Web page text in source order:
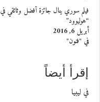
فيلم سوري ينال جائزة أفضل وثائقي في
“هوليوود”
أبريل 6, 2016
في "فنون"
إقرأ أيضاً
في ليبيا